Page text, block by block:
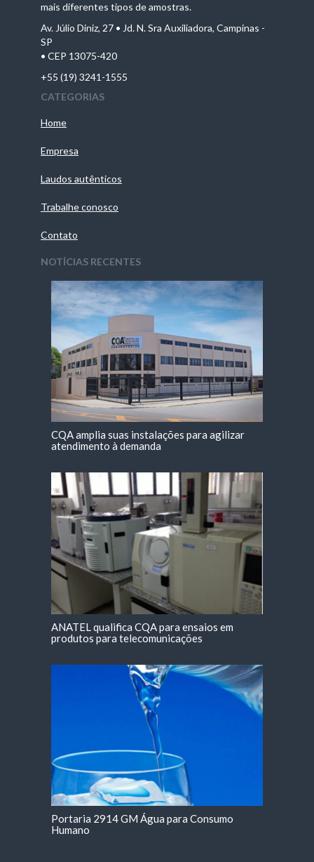
mais diferentes tipos de amostras.
Av. Júlio Diniz, 27 • Jd. N. Sra Auxiliadora, Campinas -
SP
• CEP 13075-420
+55 (19) 3241-1555
CATEGORIAS
Home
Empresa
Laudos autênticos
Trabalhe conosco
Contato
NOTÍCIAS RECENTES
CQA amplia suas instalações para agilizar
atendimento à demanda
ANATEL qualifica CQA para ensaios em
produtos para telecomunicações
Portaria 2914 GM Água para Consumo
Humano